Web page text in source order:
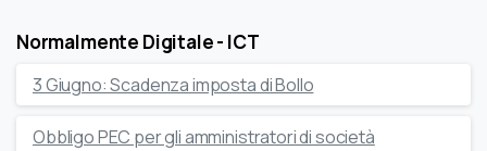
Normalmente Digitale - ICT
3 Giugno: Scadenza imposta di Bollo
Obbligo PEC per gli amministratori di società